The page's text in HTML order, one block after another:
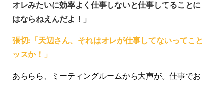
オレみたいに効率よく仕事しないと仕事してることに
はならねえんだよ！」
張切:「天辺さん、それはオレが仕事してないってこと
ッスか！」
あららら、ミーティングルームから大声が。仕事でお